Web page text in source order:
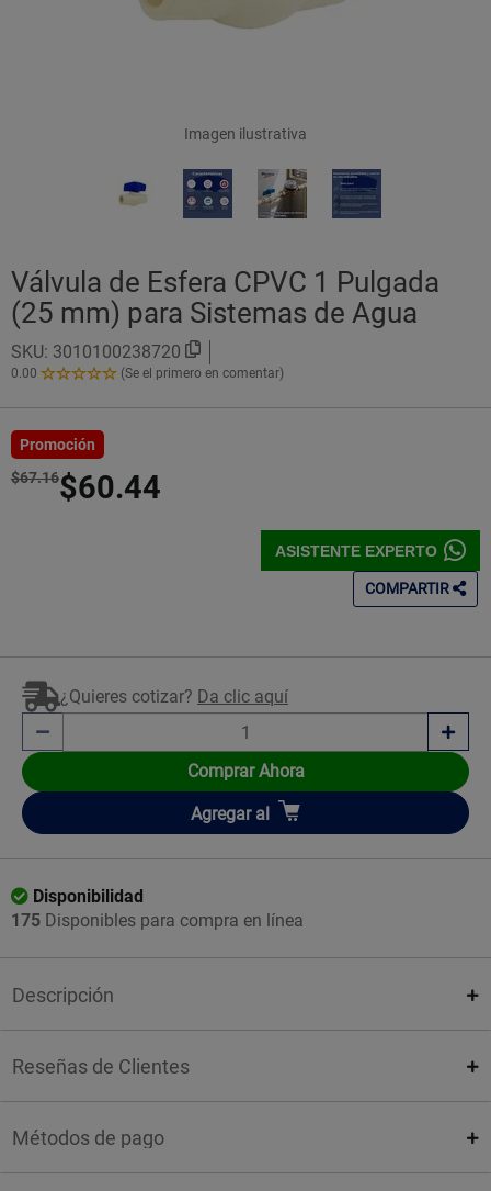
Imagen ilustrativa
Válvula de Esfera CPVC 1 Pulgada
(25 mm) para Sistemas de Agua
SKU: 3010100238720
0.00
0.00
Estrellas!
(Se el primero en comentar)
Promoción
$67.16$60.44
ASISTENTE EXPERTO
COMPARTIR
¿Quieres cotizar? Da clic aquí
Comprar Ahora
Añadir
Agregar al
Disponibilidad
175 Disponibles para compra en línea
Descripción
Reseñas de Clientes
Métodos de pago